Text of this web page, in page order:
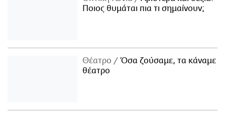
Ποιος θυμάται πια τι σημαίνουν;
Θέατρο
Όσα ζούσαμε, τα κάναμε
θέατρο